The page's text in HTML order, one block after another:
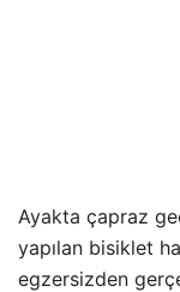
Ayakta çapraz
yapılan bisiklet
egzersizden